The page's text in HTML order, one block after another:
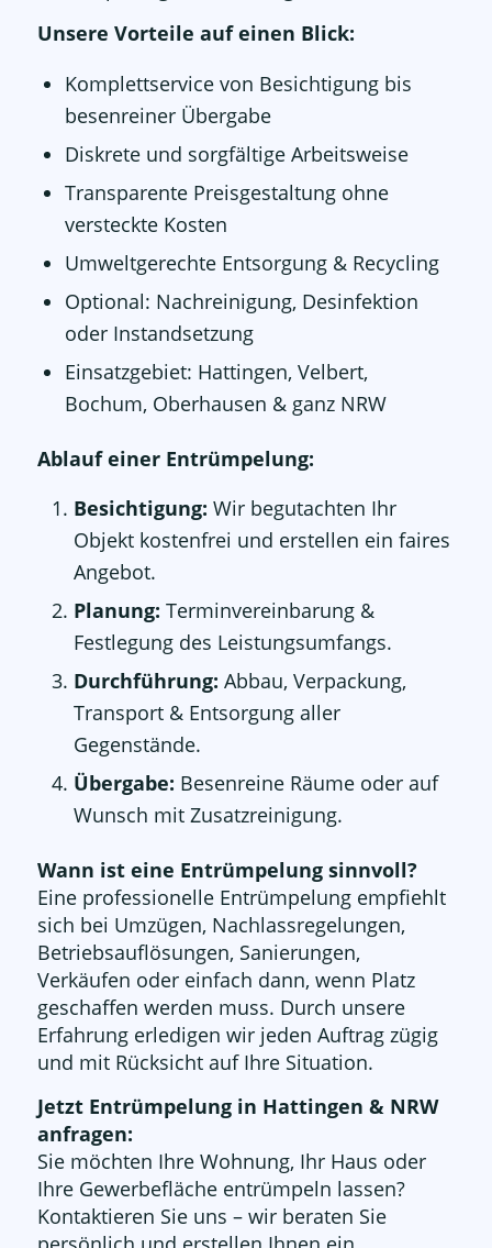
Unsere Vorteile auf einen Blick:
Komplettservice von Besichtigung bis
besenreiner Übergabe
Diskrete und sorgfältige Arbeitsweise
Transparente Preisgestaltung ohne
versteckte Kosten
Umweltgerechte Entsorgung & Recycling
Optional: Nachreinigung, Desinfektion
oder Instandsetzung
Einsatzgebiet: Hattingen, Velbert,
Bochum, Oberhausen & ganz NRW
Ablauf einer Entrümpelung:
Besichtigung: Wir begutachten Ihr
Objekt kostenfrei und erstellen ein faires
Angebot.
Planung: Terminvereinbarung &
Festlegung des Leistungsumfangs.
Durchführung: Abbau, Verpackung,
Transport & Entsorgung aller
Gegenstände.
Übergabe: Besenreine Räume oder auf
Wunsch mit Zusatzreinigung.
Wann ist eine Entrümpelung sinnvoll?
Eine professionelle Entrümpelung empfiehlt
sich bei Umzügen, Nachlassregelungen,
Betriebsauflösungen, Sanierungen,
Verkäufen oder einfach dann, wenn Platz
geschaffen werden muss. Durch unsere
Erfahrung erledigen wir jeden Auftrag zügig
und mit Rücksicht auf Ihre Situation.
Jetzt Entrümpelung in Hattingen & NRW
anfragen:
Sie möchten Ihre Wohnung, Ihr Haus oder
Ihre Gewerbefläche entrümpeln lassen?
Kontaktieren Sie uns – wir beraten Sie